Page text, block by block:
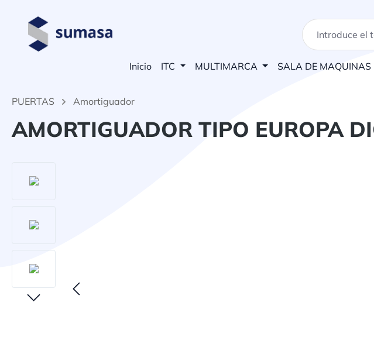
Inicio ITC MULTIMARCA SALA DE MAQUINAS
PUERTAS Amortiguador
AMORTIGUADOR TIPO EUROPA